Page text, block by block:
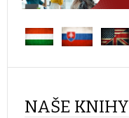
NAŠE KNIHY